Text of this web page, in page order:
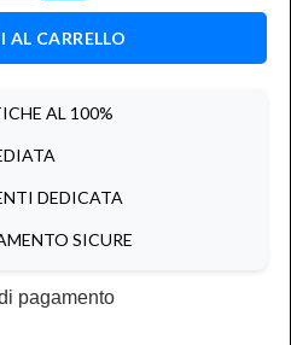
AL CARRELLO
AL 100%
DEDICATA
SICURE